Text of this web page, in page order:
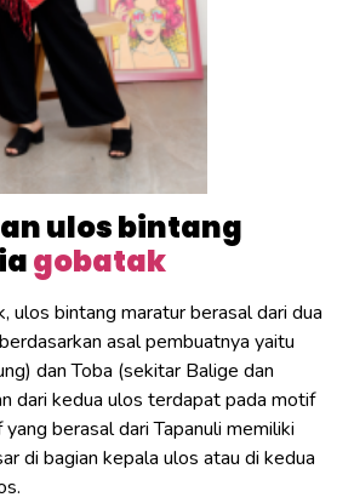
ulos bintang
gobatak
ulos bintang maratur berasal dari dua
asal pembuatnya yaitu
dan Toba (sekitar Balige dan
dari kedua ulos terdapat pada motif
berasal dari Tapanuli memiliki
di bagian kepala ulos atau di kedua